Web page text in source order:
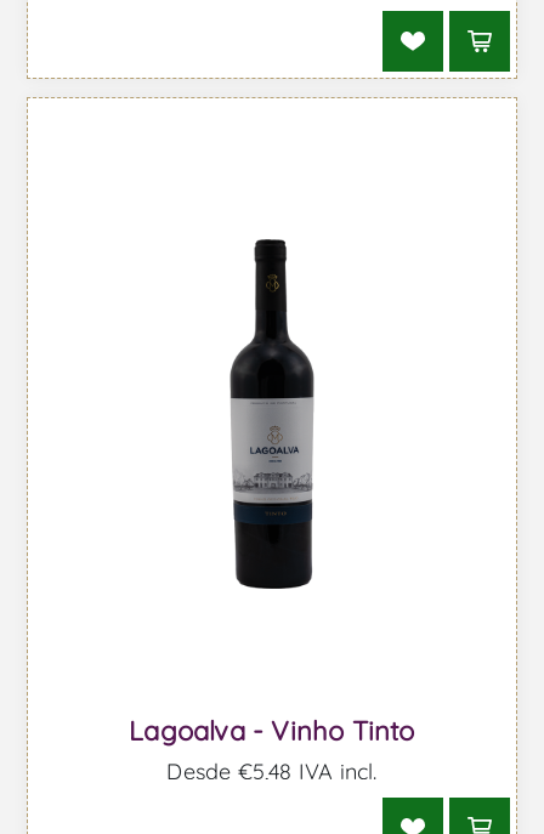
Lagoalva - Vinho Tinto
Desde €5,48 IVA incl.